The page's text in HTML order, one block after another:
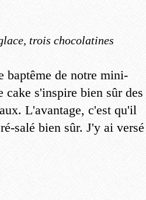
trois chocolatines
baptême de notre mini-
cake s'inspire bien sûr des
L'avantage, c'est qu'il
salé bien sûr. J'y ai versé